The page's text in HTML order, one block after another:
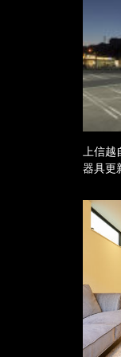
上信
器具更